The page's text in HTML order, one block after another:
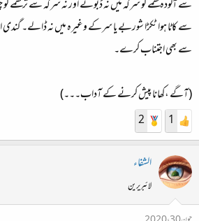
سے آلودہ لقمے کو سرکہ میں نہ ڈبوئے اور نہ سرکہ سے تر
سے کاٹا ہوا ٹکڑا شوربے یا سرکے وغیرہ میں نہ ڈالے۔ گندی
سے بھی اجتناب کرے۔
(آگے ،کھانا پیش کرنے کے آداب۔۔۔)
1
2
الشفاء
لائبریرین